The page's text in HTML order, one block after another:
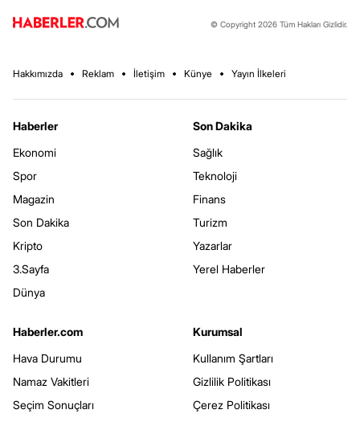
© Copyright 2026 Tüm Hakları Gizlidir.
Hakkımızda Reklam İletişim Künye Yayın İlkeleri
Haberler
Ekonomi
Spor
Magazin
Son Dakika
Kripto
3.Sayfa
Dünya
Son Dakika
Sağlık
Teknoloji
Finans
Turizm
Yazarlar
Yerel Haberler
Haberler.com
Hava Durumu
Namaz Vakitleri
Seçim Sonuçları
Kurumsal
Kullanım Şartları
Gizlilik Politikası
Çerez Politikası